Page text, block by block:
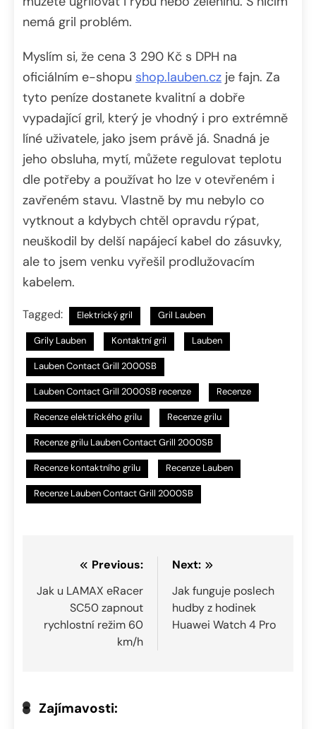
nemá gril problém.
Myslím si, že cena 3 290 Kč s DPH na
oficiálním e-shopu shop.lauben.cz je fajn. Za
tyto peníze dostanete kvalitní a dobře
vypadající gril, který je vhodný i pro extrémně
líné uživatele, jako jsem právě já. Snadná je
jeho obsluha, mytí, můžete regulovat teplotu
dle potřeby a používat ho lze v otevřeném i
zavřeném stavu. Vlastně by mu nebylo co
vytknout a kdybych chtěl opravdu rýpat,
neuškodil by delší napájecí kabel do zásuvky,
ale to jsem venku vyřešil prodlužovacím
kabelem.
Tagged: Elektrický gril Gril Lauben
Grily Lauben Kontaktní gril Lauben
Lauben Contact Grill 2000SB
Lauben Contact Grill 2000SB recenze Recenze
Recenze elektrického grilu Recenze grilu
Recenze grilu Lauben Contact Grill 2000SB
Recenze kontaktního grilu Recenze Lauben
Recenze Lauben Contact Grill 2000SB
Navigace
pro
příspěvek
Previous:
Jak u LAMAX eRacer
SC50 zapnout
rychlostní režim 60
km/h
Next:
Jak funguje poslech
hudby z hodinek
Huawei Watch 4 Pro
Zajímavosti: